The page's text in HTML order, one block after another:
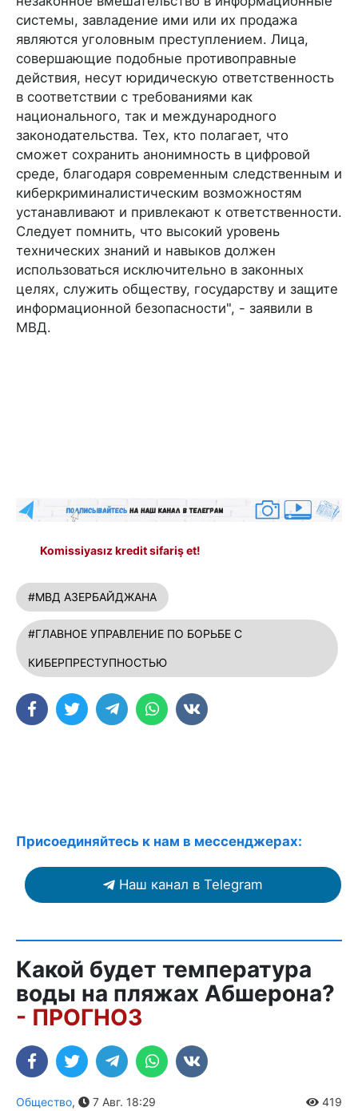
системы, завладение ими или их продажа
являются уголовным преступлением. Лица,
совершающие подобные противоправные
действия, несут юридическую ответственность
в соответствии с требованиями как
национального, так и международного
законодательства. Тех, кто полагает, что
сможет сохранить анонимность в цифровой
среде, благодаря современным следственным и
киберкриминалистическим возможностям
устанавливают и привлекают к ответственности.
Следует помнить, что высокий уровень
технических знаний и навыков должен
использоваться исключительно в законных
целях, служить обществу, государству и защите
информационной безопасности", - заявили в
МВД.
Komissiyasız kredit sifariş et!
#МВД АЗЕРБАЙДЖАНА
#ГЛАВНОЕ УПРАВЛЕНИЕ ПО БОРЬБЕ С
КИБЕРПРЕСТУПНОСТЬЮ
Присоединяйтесь к нам в мессенджерах:
Наш канал в Telegram
Какой будет температура
воды на пляжах Абшерона?
- ПРОГНОЗ
Общество, 7 Авг. 18:29 419